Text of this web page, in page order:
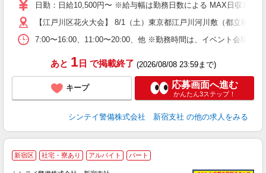
日勤：日給10,500円〜 ※給与幅は勤務日数による MAX日収
【江戸川区花火大会】 8/1（土）東京都江戸川河川敷（都立篠
7:00〜16:00、11:00〜20:00、他 ※勤務時間は、イベント会場に
あと 1日 で掲載終了 (2026/08/08 23:59まで)
キープ 応募画面へ進む
かんたん3ステップ！
シンテイ警備株式会社 新宿支社 の他の求人をみる
新宿区 社宅・寮あり アルバイト パート